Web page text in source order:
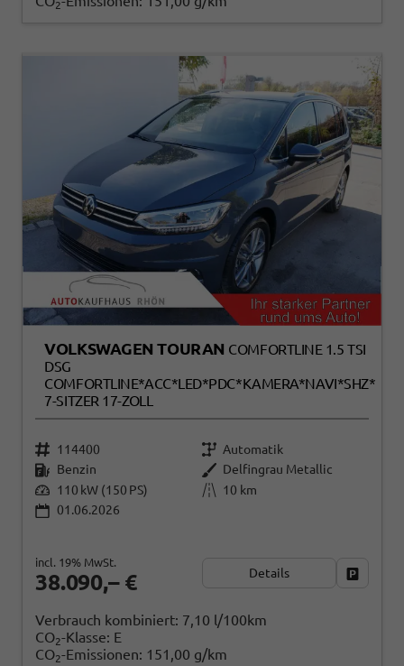
2
VOLKSWAGEN TOURAN COMFORTLINE 1.5 TSI
DSG
COMFORTLINE*ACC*LED*PDC*KAMERA*NAVI*SHZ*
7-SITZER 17-ZOLL
114400
Automatik
Benzin
Delfingrau Metallic
110 kW (150 PS)
10 km
01.06.2026
38.090,– €
incl. 19% MwSt.
Details
Verbrauch kombiniert: 7,10 l/100km
CO2-Klasse: E
CO2-Emissionen: 151,00 g/km